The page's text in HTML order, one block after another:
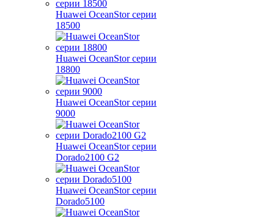
Huawei OceanStor серии
18500
Huawei OceanStor серии
18800
Huawei OceanStor серии
9000
Huawei OceanStor серии
Dorado2100 G2
Huawei OceanStor серии
Dorado5100